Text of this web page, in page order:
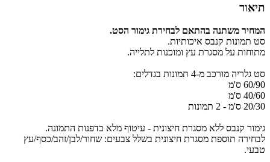
תיאור
המחיר משתנה בהתאם לבחירת גימור הסט.
סט תמונות קנבס איכותיות.
מתוחות על מסגרת עץ ומוכנות לתלייה.
סט גלריה מורכב מ-4 תמונות בגדלים:
60/90 ס'מ
40/60 ס'מ
20/30 ס'מ - 2 תמונות
גימור קנבס ללא מסגרת חיצונית - עיטוף מלא בדפנות התמונה.
לבחירה תוספת מסגרת חיצונית בשלל צבעים: שחור/לבן/זהב/כסף/עץ
טבעי.